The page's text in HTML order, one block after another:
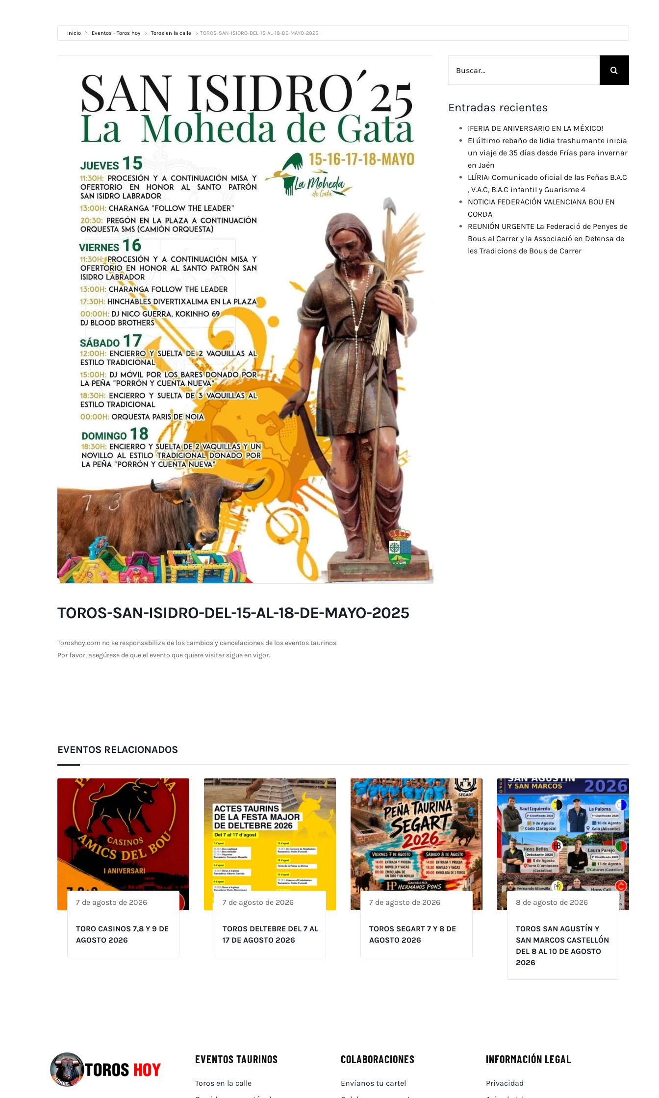
Inicio Eventos - Toros hoy Toros en la calle TOROS-SAN-ISIDRO-DEL-15-AL-18-DE-MAYO-2025
TOROS-SAN-ISIDRO-DEL-15-AL-18-DE-MAYO-2025
Toroshoy.com no se responsabiliza de los cambios y cancelaciones de los eventos taurinos.
Por favor, asegúrese de que el evento que quiere visitar sigue en vigor.
Entradas recientes
¡FERIA DE ANIVERSARIO EN LA MÉXICO!
El último rebaño de lidia trashumante inicia
un viaje de 35 días desde Frías para invernar
en Jaén
LLÍRIA: Comunicado oficial de las Peñas B.A.C
, V.A.C, B.A.C infantil y Guarisme 4
NOTICIA FEDERACIÓN VALENCIANA BOU EN
CORDA
REUNIÓN URGENTE La Federació de Penyes de
Bous al Carrer y la Associació en Defensa de
les Tradicions de Bous de Carrer
EVENTOS RELACIONADOS
7 de agosto de 2026
TORO CASINOS 7,8 Y 9 DE
AGOSTO 2026
7 de agosto de 2026
TOROS DELTEBRE DEL 7 AL
17 DE AGOSTO 2026
7 de agosto de 2026
TOROS SEGART 7 Y 8 DE
AGOSTO 2026
8 de agosto de 2026
TOROS SAN AGUSTÍN Y
SAN MARCOS CASTELLÓN
DEL 8 AL 10 DE AGOSTO
2026
EVENTOS TAURINOS
Toros en la calle
COLABORACIONES
Envíanos tu cartel
INFORMACIÓN LEGAL
Privacidad